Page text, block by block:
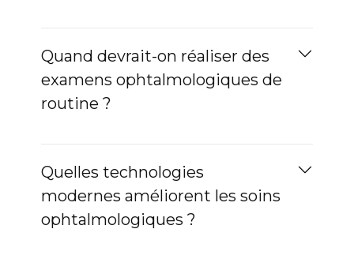
Quand devrait-on réaliser des
examens ophtalmologiques de
routine ?
Quelles technologies
modernes améliorent les soins
ophtalmologiques ?